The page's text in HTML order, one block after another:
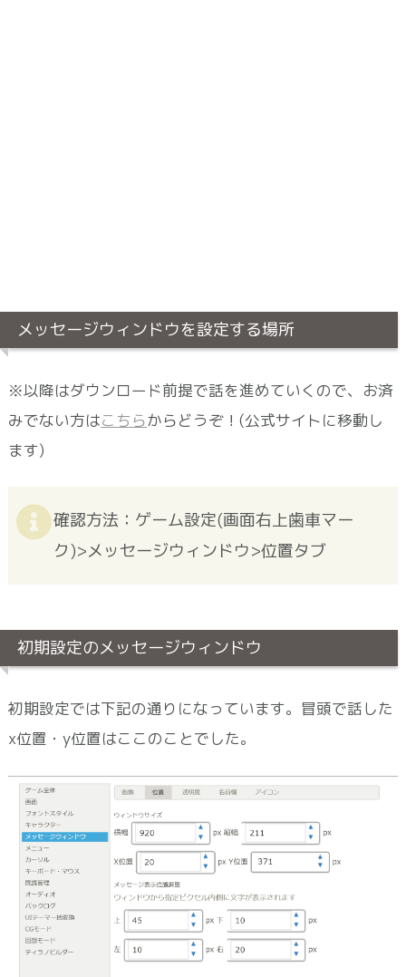
メッセージウィンドウを設定する場所
※以降はダウンロード前提で話を進めていくので、お済
みでない方はこちらからどうぞ！(公式サイトに移動し
ます)
確認方法： ゲーム設定(画面右上歯車マー
ク)>メッセージウィンドウ>位置タブ
初期設定のメッセージウィンドウ
初期設定では下記の通りになっています。冒頭で話した
x位置・y位置はここのことでした。